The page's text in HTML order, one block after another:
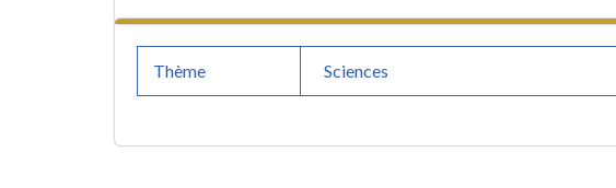
Thème Sciences